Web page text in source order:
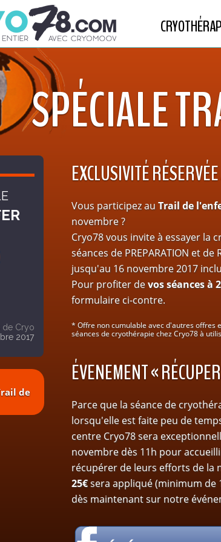
SPÉCIALE
de Cryo
2017
de
EXCLUSIVITÉ
Vous participez auTrail de
novembre ?
Cryo78 vous invite à essayer la
séances de PREPARATION et de
jusqu'au 16 novembre 2017
Pour profiter devos séances à
formulaire ci-contre.
* Offre non cumulable avec d'autres offres
séances de cryothérapie chez Cryo78 à
ÉVENEMENT «
Parce que la séance de
lorsqu'elle est faite peu de
centre Cryo78 sera
novembre dès 11h pour
récupérer de leurs efforts de la
25€sera appliqué (minimum de
dès maintenant sur notre